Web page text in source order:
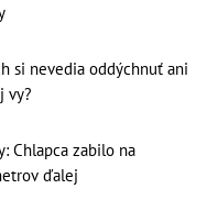
si nevedia oddýchnuť ani
vy?
Chlapca zabilo na
ďalej